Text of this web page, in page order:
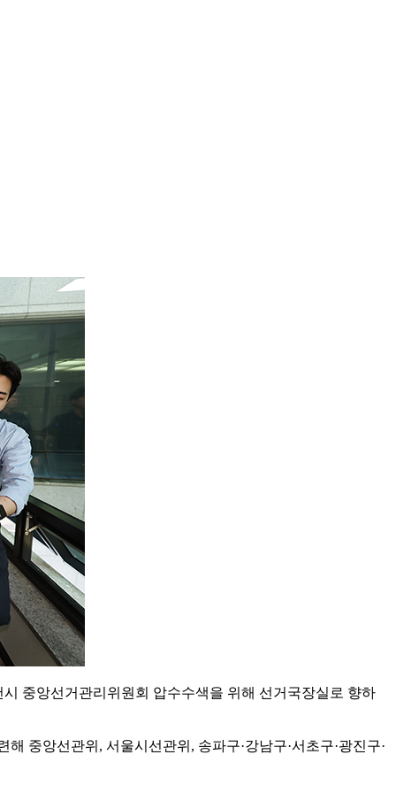
중앙선거관리위원회 압수수색을 위해 선거국장실로 향하
중앙선관위, 서울시선관위, 송파구·강남구·서초구·광진구·